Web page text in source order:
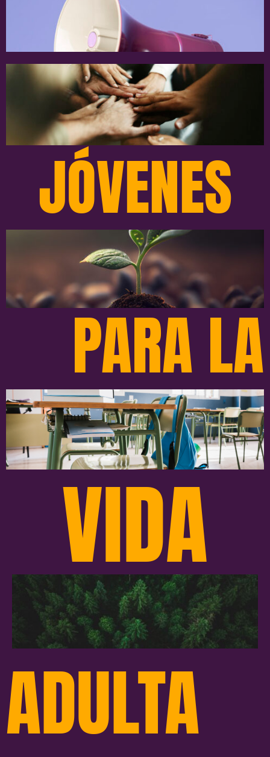
JÓVENES
PARA LA
VIDA
ADULTA